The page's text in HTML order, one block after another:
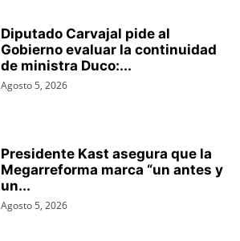
Diputado Carvajal pide al
Gobierno evaluar la continuidad
de ministra Duco:...
Agosto 5, 2026
Presidente Kast asegura que la
Megarreforma marca “un antes y
un...
Agosto 5, 2026